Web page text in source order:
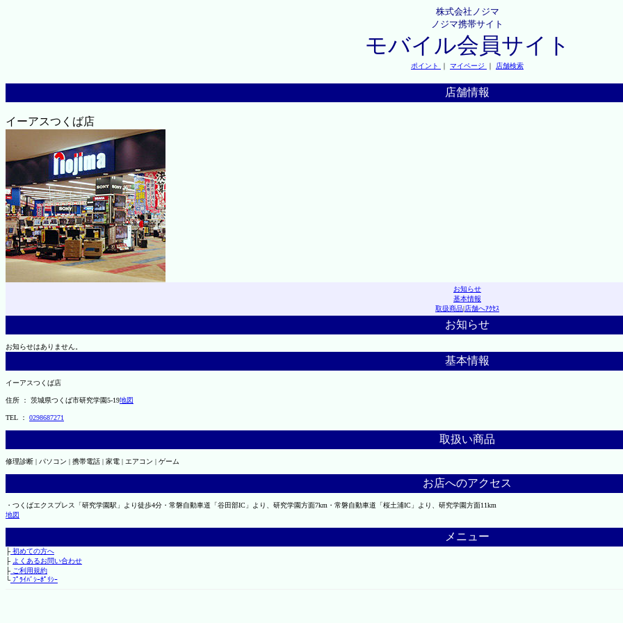
株式会社ノジマ
ノジマ携帯サイト
モバイル会員サイト
ポイント ｜ マイページ ｜ 店舗検索
店舗情報
イーアスつくば店
お知らせ
基本情報
取扱商品|店舗へｱｸｾｽ
お知らせ
お知らせはありません。
基本情報
イーアスつくば店
住所 ： 茨城県つくば市研究学園5-19地図
TEL ： 0298687271
取扱い商品
修理診断 | パソコン | 携帯電話 | 家電 | エアコン | ゲーム
お店へのアクセス
・つくばエクスプレス「研究学園駅」より徒歩4分・常磐自動車道「谷田部IC」より、研究学園方面7km・常磐自動車道「桜土浦IC」より、研究学園方面11km
地図
メニュー
├初めての方へ
├ よくあるお問い合わせ
├ご利用規約
└ﾌﾟﾗｲﾊﾞｼｰﾎﾟﾘｼｰ